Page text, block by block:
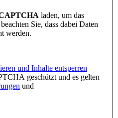
laden, um das
Sie, dass dabei Daten
werden.
und Inhalte entsperren
geschützt und es gelten
und